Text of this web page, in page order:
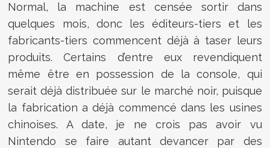
Normal, la machine est censée sortir dans
quelques mois, donc les éditeurs-tiers et les
fabricants-tiers commencent déjà à taser leurs
produits. Certains d’entre eux revendiquent
même être en possession de la console, qui
serait déjà distribuée sur le marché noir, puisque
la fabrication a déjà commencé dans les usines
chinoises. A date, je ne crois pas avoir vu
Nintendo se faire autant devancer par des